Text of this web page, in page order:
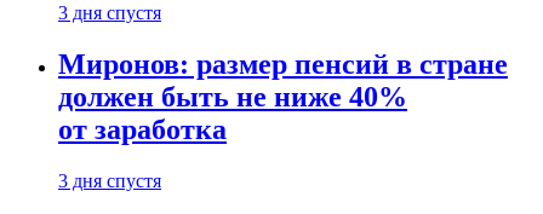
3 дня спустя
Миронов: размер пенсий в стране
должен быть не ниже 40%
от заработка
3 дня спустя